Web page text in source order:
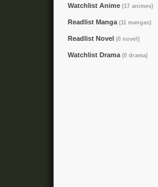
Watchlist Anime (17 animes)
Readlist Manga (11 mangas)
Readlist Novel (0 novel)
Watchlist Drama (0 drama)